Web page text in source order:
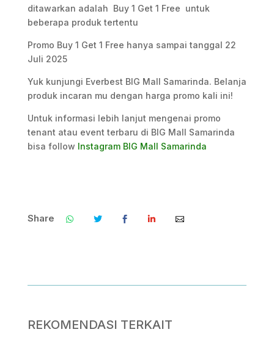
ditawarkan adalah Buy 1 Get 1 Free untuk
beberapa produk tertentu
Promo Buy 1 Get 1 Free hanya sampai tanggal 22
Juli 2025
Yuk kunjungi Everbest BIG Mall Samarinda. Belanja
produk incaran mu dengan harga promo kali ini!
Untuk informasi lebih lanjut mengenai promo
tenant atau event terbaru di BIG Mall Samarinda
bisa follow Instagram BIG Mall Samarinda
Share
REKOMENDASI TERKAIT